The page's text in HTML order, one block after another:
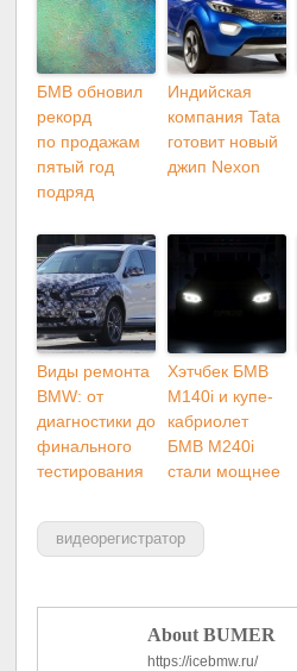
БМВ обновил
рекорд
по продажам
пятый год
подряд
Индийская
компания Tata
готовит новый
джип Nexon
Виды ремонта
BMW: от
диагностики до
финального
тестирования
Хэтчбек БМВ
M140i и купе-
кабриолет
БМВ M240i
стали мощнее
видеорегистратор
About BUMER
https://icebmw.ru/